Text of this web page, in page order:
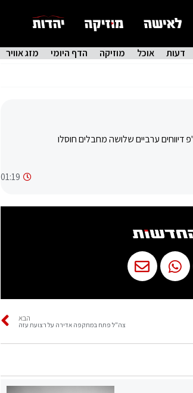
דעות אוכל מוזיקה הדף היומי מזג אוויר
דיווחים ערביים שלושה מחבלים חוסלו
01:19
הבא
צה"ל פתח במתקפה אדירה על רצועת עזה